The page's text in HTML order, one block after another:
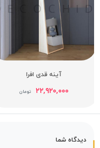
آینه قدی افرا
۲۲,۹۲۰,۰۰۰ تومان
دیدگاه شما